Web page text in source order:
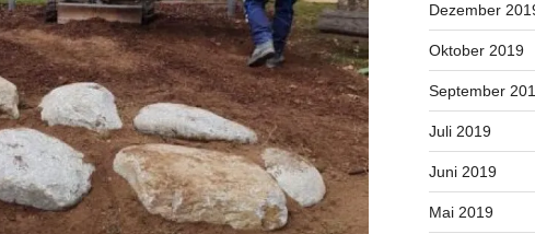
Dezember
Oktober 2019
September
Juli 2019
Juni 2019
Mai 2019